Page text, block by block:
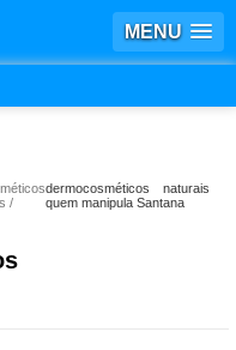
MENU
dermocosméticos naturais
quem manipula Santana